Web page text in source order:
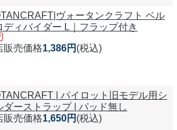
ヴォータンクラフト ベル
ディバイダー L｜フラップ付き
販売価格1,386円 (税込)
| パイロット旧モデル用シ
ダーストラップ | パッド無し
販売価格1,650円 (税込)